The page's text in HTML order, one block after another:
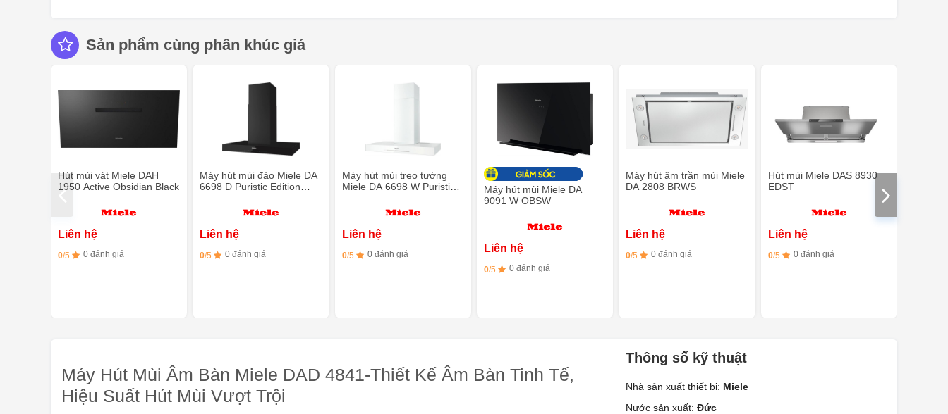
Sản phẩm cùng phân khúc giá
Hút mùi vát Miele DAH
1950 Active Obsidian Black
Liên hệ
0/5 0 đánh giá
Máy hút mùi đảo Miele DA
6698 D Puristic Edition
Liên hệ
0/5 0 đánh giá
Máy hút mùi treo tường
Miele DA 6698 W Puristic
Liên hệ
0/5 0 đánh giá
Máy hút mùi Miele DA
9091 W OBSW
Liên hệ
0/5 0 đánh giá
Máy hút âm trần mùi Miele
DA 2808 BRWS
Liên hệ
0/5 0 đánh giá
Hút mùi Miele DAS 8930
EDST
Liên hệ
0/5 0 đánh giá
Máy Hút Mùi Âm Bàn Miele DAD 4841-Thiết Kế Âm Bàn Tinh Tế,
Hiệu Suất Hút Mùi Vượt Trội
Thông số kỹ thuật
Nhà sản xuất thiết bị: Miele
Nước sản xuất: Đức